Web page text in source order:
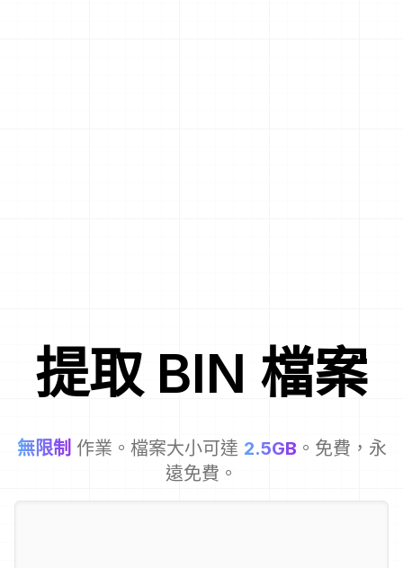
提取 BIN 檔案
無限制 作業。檔案大小可達 2.5GB 。免費，永
遠免費。